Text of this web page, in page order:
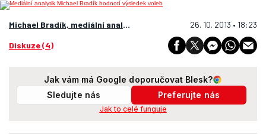
Michael Bradík, mediální analytik 26. 10. 2013 • 18:23
Diskuze (4)
Jak vám má Google doporučovat Blesk?
Sledujte nás
Preferujte nás
Jak to celé funguje